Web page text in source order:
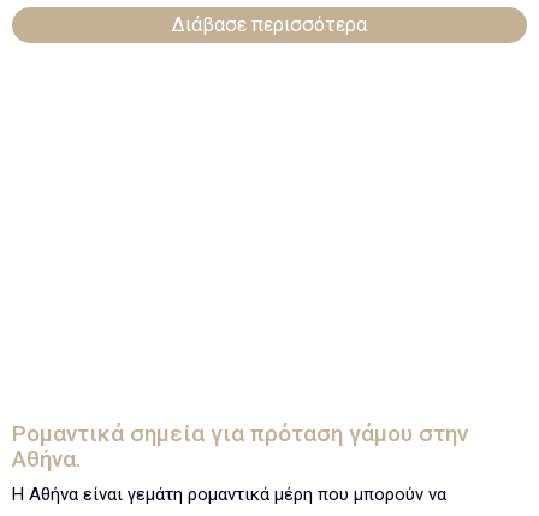
Διάβασε περισσότερα
Ρομαντικά σημεία για πρόταση γάμου στην
Αθήνα.
Η Αθήνα είναι γεμάτη ρομαντικά μέρη που μπορούν να